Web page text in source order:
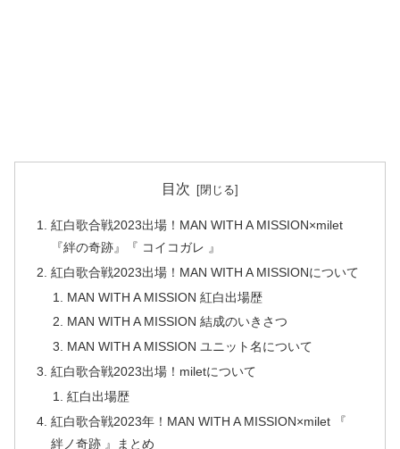
目次
紅白歌合戦2023出場！MAN WITH A MISSION×milet
『絆の奇跡』『 コイコガレ 』
紅白歌合戦2023出場！MAN WITH A MISSIONについて
MAN WITH A MISSION 紅白出場歴
MAN WITH A MISSION 結成のいきさつ
MAN WITH A MISSION ユニット名について
紅白歌合戦2023出場！miletについて
紅白出場歴
紅白歌合戦2023年！MAN WITH A MISSION×milet 『
絆ノ奇跡 』まとめ